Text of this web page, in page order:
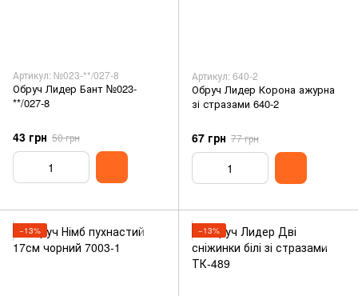
Артикул: №023-**/027-8
Обруч Лидер Бант №023-
**/027-8
43 грн 50 грн
Артикул: 640-2
Обруч Лидер Корона ажурна
зі стразами 640-2
67 грн 77 грн
−13% −13%